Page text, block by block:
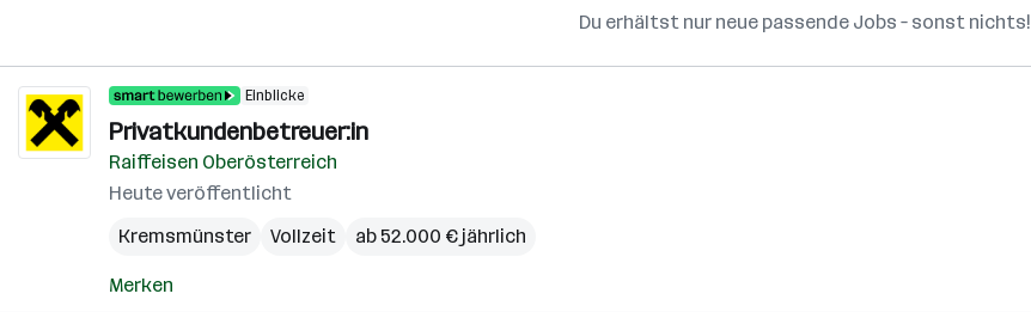
Du erhältst nur neue passende Jobs – sonst nichts!
Einblicke
Privatkundenbetreuer:in
Raiffeisen Oberösterreich
Heute veröffentlicht
Kremsmünster
Vollzeit ab 52.000 € jährlich
Merken